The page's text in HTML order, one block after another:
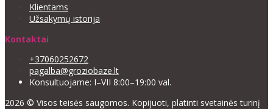
Klientams
Užsakymų istorija
Kontaktai
+37060252672
pagalba@groziobaze.lt
Konsultuojame: I–VII 8:00–19:00 val.
2026 © Visos teisės saugomos. Kopijuoti, platinti svetainės turinį